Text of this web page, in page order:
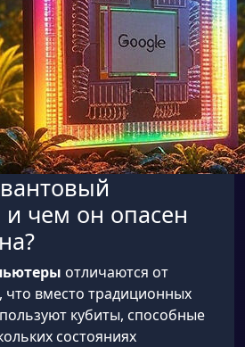
чем он опасен
отличаются от
что вместо традиционных
кубиты, способные
состояниях